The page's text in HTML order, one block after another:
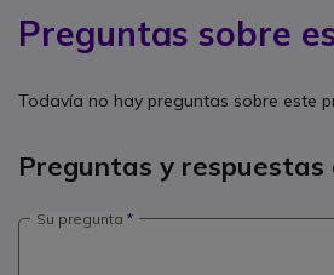
Preguntas sobre
Todavía no hay preguntas sobre este
Preguntas y respuestas
Su pregunta